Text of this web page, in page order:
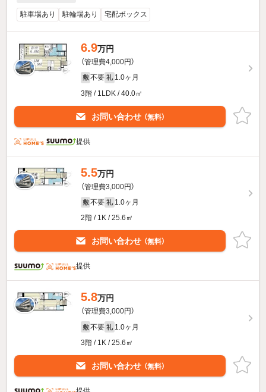
駐車場あり 駐輪場あり 宅配ボックス
6.9万円
（管理費4,000円）
敷 不要 礼 1.0ヶ月
3階 / 1LDK / 40.0㎡
お問い合わせ （無料）
提供
5.5万円
（管理費3,000円）
敷 不要 礼 1.0ヶ月
2階 / 1K / 25.6㎡
お問い合わせ （無料）
提供
5.8万円
（管理費3,000円）
敷 不要 礼 1.0ヶ月
3階 / 1K / 25.6㎡
お問い合わせ （無料）